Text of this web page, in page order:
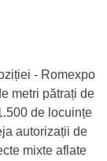
- Romexpo
metri pătrați de
de locuințe
autorizații de
mixte aflate